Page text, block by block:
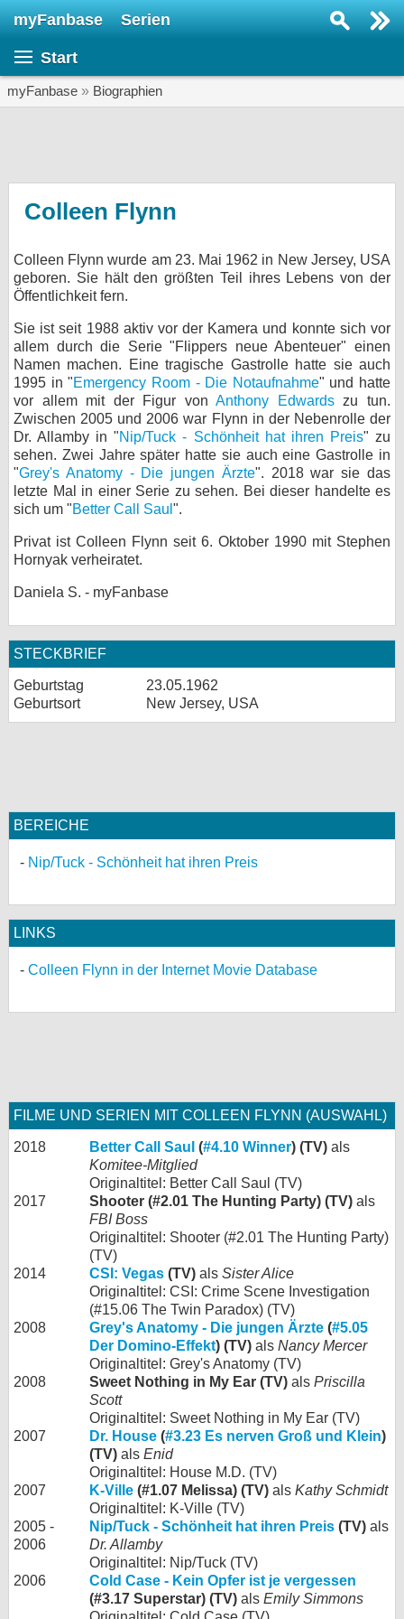
myFanbase Serien
Start
myFanbase » Biographien
Colleen Flynn
Colleen Flynn wurde am 23. Mai 1962 in New Jersey, USA
geboren. Sie hält den größten Teil ihres Lebens von der
Öffentlichkeit fern.
Sie ist seit 1988 aktiv vor der Kamera und konnte sich vor
allem durch die Serie "Flippers neue Abenteuer" einen
Namen machen. Eine tragische Gastrolle hatte sie auch
1995 in "Emergency Room - Die Notaufnahme" und hatte
vor allem mit der Figur vonAnthony Edwardszu tun.
Zwischen 2005 und 2006 war Flynn in der Nebenrolle der
Dr. Allamby in "Nip/Tuck - Schönheit hat ihren Preis" zu
sehen. Zwei Jahre später hatte sie auch eine Gastrolle in
"Grey's Anatomy - Die jungen Ärzte". 2018 war sie das
letzte Mal in einer Serie zu sehen. Bei dieser handelte es
sich um "Better Call Saul ".
Privat ist Colleen Flynn seit 6. Oktober 1990 mit Stephen
Hornyak verheiratet.
Daniela S. - myFanbase
STECKBRIEF
Geburtstag
23.05.1962
Geburtsort
New Jersey, USA
BEREICHE
Nip/Tuck - Schönheit hat ihren Preis
LINKS
Colleen Flynn in der Internet Movie Database
FILME UND SERIEN MIT COLLEEN FLYNN (AUSWAHL)
2018 Better Call Saul (#4.10 Winner) (TV) als
Komitee-Mitglied
Originaltitel: Better Call Saul (TV)
2017
Shooter (#2.01 The Hunting Party) (TV) als
FBI Boss
Originaltitel: Shooter (#2.01 The Hunting Party)
(TV)
2014
CSI: Vegas (TV) als Sister Alice
Originaltitel: CSI: Crime Scene Investigation
(#15.06 The Twin Paradox) (TV)
2008
Grey's Anatomy - Die jungen Ärzte (#5.05
Der Domino-Effekt) (TV) als Nancy Mercer
Originaltitel: Grey's Anatomy (TV)
2008
Sweet Nothing in My Ear (TV) als Priscilla
Scott
Originaltitel: Sweet Nothing in My Ear (TV)
2007
Dr. House (#3.23 Es nerven Groß und Klein)
(TV) als Enid
Originaltitel: House M.D. (TV)
2007
K-Ville (#1.07 Melissa) (TV) als Kathy Schmidt
Originaltitel: K-Ville (TV)
2005 -
2006
Nip/Tuck - Schönheit hat ihren Preis (TV) als
Dr. Allamby
Originaltitel: Nip/Tuck (TV)
2006
Cold Case - Kein Opfer ist je vergessen
(#3.17 Superstar) (TV) als Emily Simmons
KULTUR
SERVICE
Gewinnspiele
Forum
bei X
bei Facebook
Cookie-Einstellungen
Impressum
Desktop-Ansicht